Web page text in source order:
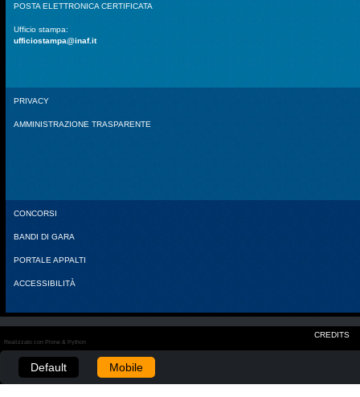
POSTA ELETTRONICA CERTIFICATA
Ufficio stampa:
ufficiostampa@inaf.it
PRIVACY
AMMINISTRAZIONE TRASPARENTE
CONCORSI
BANDI DI GARA
PORTALE APPALTI
ACCESSIBILITÀ
CREDITS
Realizzato con Plone & Python
Default Mobile